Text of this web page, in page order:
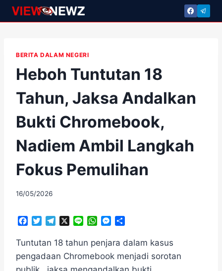
Skip
to
BERITA DALAM NEGERI
Heboh Tuntutan 18
Tahun, Jaksa Andalkan
Bukti Chromebook,
Nadiem Ambil Langkah
Fokus Pemulihan
By
16/05/2026
c
b
i
t
t
l
g
n
W
a
s
M
s
s
e
a
e
Tuntutan 18 tahun penjara dalam kasus
pengadaan Chromebook menjadi sorotan